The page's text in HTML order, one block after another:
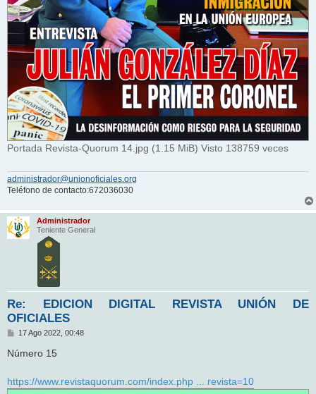
Portada Revista-Quorum 14.jpg (1.15 MiB) Visto 138759 veces
administrador@unionoficiales.org
Teléfono de contacto:672036030
Administrador
Teniente General
Re: EDICION DIGITAL REVISTA UNIÓN DE
OFICIALES
M
n
s
j
e
17 Ago 2022, 00:48
Número 15
https://www.revistaquorum.com/index.php ... revista=10